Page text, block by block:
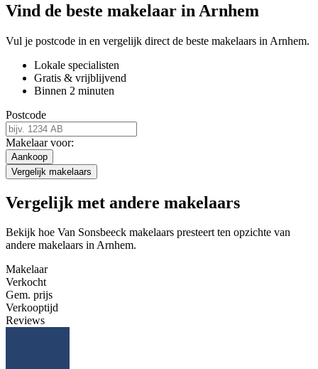
Vind de beste makelaar in Arnhem
Vul je postcode in en vergelijk direct de beste makelaars in Arnhem.
Lokale specialisten
Gratis & vrijblijvend
Binnen 2 minuten
Postcode
Makelaar voor:
Aankoop
Vergelijk makelaars
Vergelijk met andere makelaars
Bekijk hoe Van Sonsbeeck makelaars presteert ten opzichte van
andere makelaars in Arnhem.
Makelaar
Verkocht
Gem. prijs
Verkooptijd
Reviews